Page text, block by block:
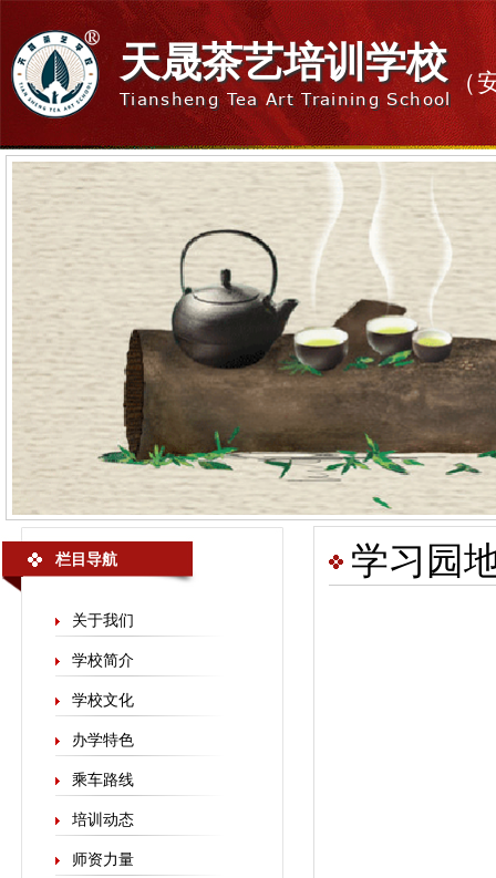
天晟茶艺培训学校
Tiansheng Tea Art Training School
（
栏目导航
关于我们
学校简介
学校文化
办学特色
乘车路线
培训动态
师资力量
学习园